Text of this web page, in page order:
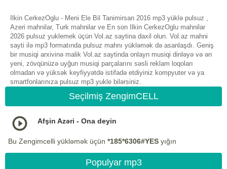
Ilkin CerkezOglu - Meni Ele Bil Tanimirsan 2016 mp3 yüklə pulsuz ,
Azeri mahnilar, Turk mahnilar ve En son Ilkin CerkezOglu mahnilar
2026 pulsuz yuklemek üçün Vol.az saytina daxil olun. Vol.az mahni
sayti ilə mp3 formatında pulsuz mahnı yükləmək də asanlaşdı. Geniş
bir musiqi arxivinə malik Vol.az saytinda onlayn musiqi dinləyə və ən
yeni, zövqünüzə uyğun musiqi parçalarını səsli reklam loqoları
olmadan və yüksək keyfiyyətdə istifadə etdiyiniz kompyuter və ya
smartfonlarınıza pulsuz mp3 yukle bilərsiniz.
Seçilmiş ZengimCELL
Afşin Azəri - Ona deyin
Bu Zengimcelli yükləmək üçün *185*6306#YES yığın
Populyar mp3